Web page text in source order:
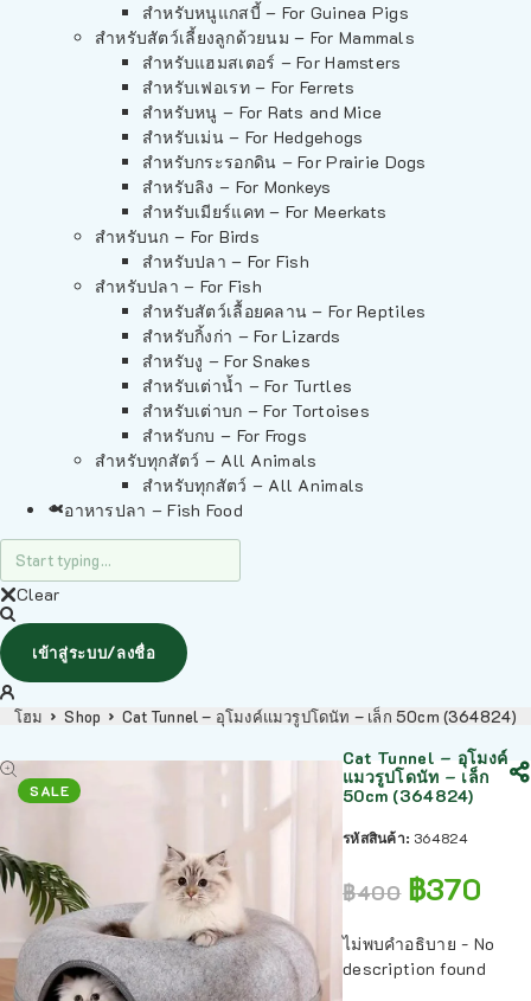
สำหรับหนูแกสบี้ – For Guinea Pigs
สำหรับสัตว์เลี้ยงลูกด้วยนม – For Mammals
สำหรับแฮมสเตอร์ – For Hamsters
สำหรับเฟอเรท – For Ferrets
สำหรับหนู – For Rats and Mice
สำหรับเม่น – For Hedgehogs
สำหรับกระรอกดิน – For Prairie Dogs
สำหรับลิง – For Monkeys
สำหรับเมียร์แคท – For Meerkats
สำหรับนก – For Birds
สำหรับปลา – For Fish
สำหรับปลา – For Fish
สำหรับสัตว์เลื้อยคลาน – For Reptiles
สำหรับกิ้งก่า – For Lizards
สำหรับงู – For Snakes
สำหรับเต่าน้ำ – For Turtles
สำหรับเต่าบก – For Tortoises
สำหรับกบ – For Frogs
สำหรับทุกสัตว์ – All Animals
สำหรับทุกสัตว์ – All Animals
อาหารปลา – Fish Food
Clear
เข้าสู่ระบบ/ลงชื่อ
โฮม Shop Cat Tunnel – อุโมงค์แมวรูปโดนัท – เล็ก 50cm (364824)
SALE
Cat Tunnel – อุโมงค์
แมวรูปโดนัท – เล็ก
50cm (364824)
รหัสสินค้า: 364824
฿400 ฿370
ไม่พบคำอธิบาย - No
description found